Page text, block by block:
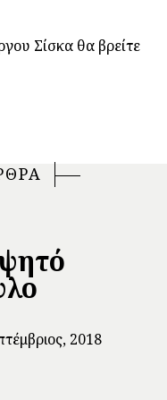
Σίσκα θα βρείτε
2018